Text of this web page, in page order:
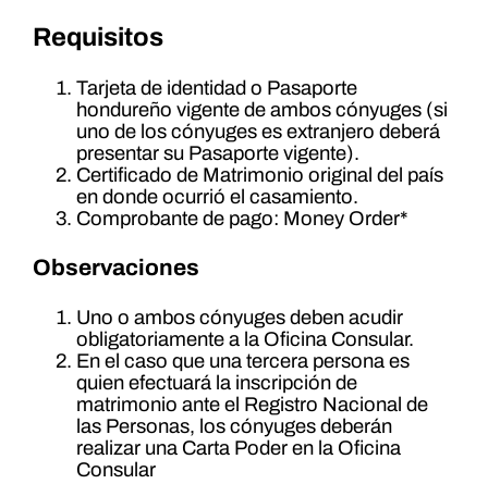
Requisitos
Tarjeta de identidad o Pasaporte
hondureño vigente de ambos cónyuges (si
uno de los cónyuges es extranjero deberá
presentar su Pasaporte vigente).
Certificado de Matrimonio original del país
en donde ocurrió el casamiento.
Comprobante de pago: Money Order*
Observaciones
Uno o ambos cónyuges deben acudir
obligatoriamente a la Oficina Consular.
En el caso que una tercera persona es
quien efectuará la inscripción de
matrimonio ante el Registro Nacional de
las Personas, los cónyuges deberán
realizar una Carta Poder en la Oficina
Consular